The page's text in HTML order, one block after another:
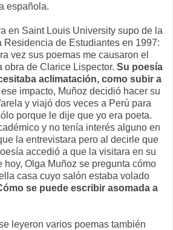
española.
en Saint Louis University supo de la
Residencia de Estudiantes en 1997:
vez sus poemas me causaron el
obra de Clarice Lispector. Su poesía
aclimatación, como subir a
impacto, Muñoz decidió hacer su
y viajó dos veces a Perú para
porque le dije que yo era poeta.
y no tenía interés alguno en
la entrevistara pero al decirle que
accedió a que la visitara en su
hoy, Olga Muñoz se pregunta cómo
casa cuyo salón estaba volado
se puede escribir asomada a
leyeron varios poemas también